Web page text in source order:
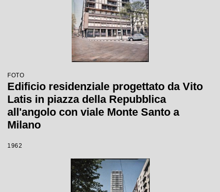
FOTO
Edificio residenziale progettato da Vito
Latis in piazza della Repubblica
all'angolo con viale Monte Santo a
Milano
1962